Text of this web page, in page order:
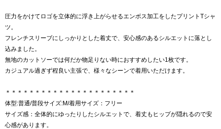
圧力をかけてロゴを立体的に浮き上がらせるエンボス加工をしたプリントTシャ
ツ。
フレンチスリーブにしっかりとした着丈で、安心感のあるシルエットに落とし
込みました。
無地のカットソーでは何だか物足りない時におすすめしたい1枚です。
カジュアル過ぎず程良い主張で、様々なシーンで着用いただけます。
＊＊＊＊＊＊＊＊＊＊＊＊＊＊＊＊＊＊＊＊＊＊
体型:普通/普段サイズ:M/着用サイズ：フリー
サイズ感：全体的にゆったりしたシルエットで、着丈もヒップが隠れるので安
心感があります。